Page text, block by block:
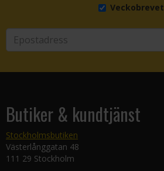
Veckobrevet
Butiker & kundtjänst
Stockholmsbutiken
Västerlånggatan 48
111 29 Stockholm